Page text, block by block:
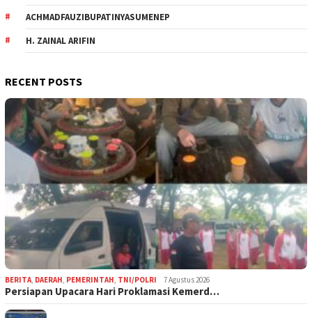
ACHMADFAUZIBUPATINYASUMENEP
H. ZAINAL ARIFIN
RECENT POSTS
BERITA DAERAH PEMERINTAH TNI/POLRI 7 Agustus 2026
Persiapan Upacara Hari Proklamasi Kemerd…